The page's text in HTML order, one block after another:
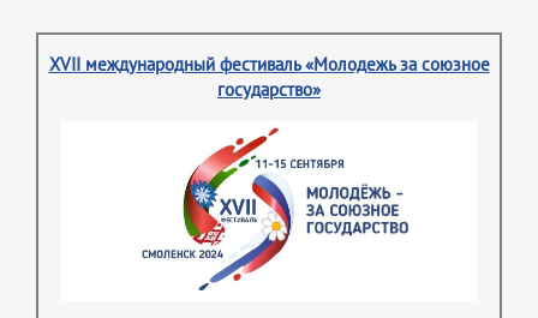
XVII международный фестиваль «Молодежь за союзное
государство»